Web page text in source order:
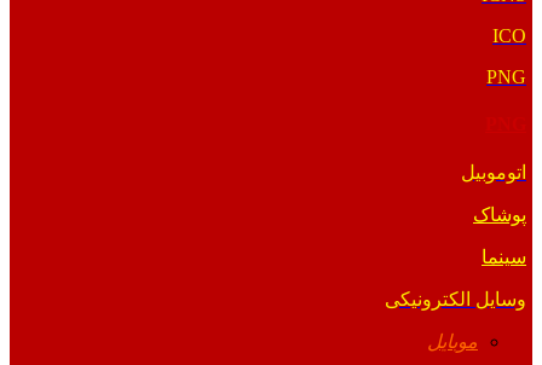
ICO
PNG
اتوموبیل
پوشاک
سینما
وسایل الکترونیکی
موبایل